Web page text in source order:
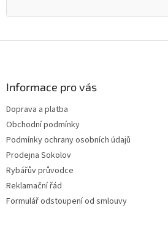
Informace pro vás
Doprava a platba
Obchodní podmínky
Podmínky ochrany osobních údajů
Prodejna Sokolov
Rybářův průvodce
Reklamační řád
Formulář odstoupení od smlouvy